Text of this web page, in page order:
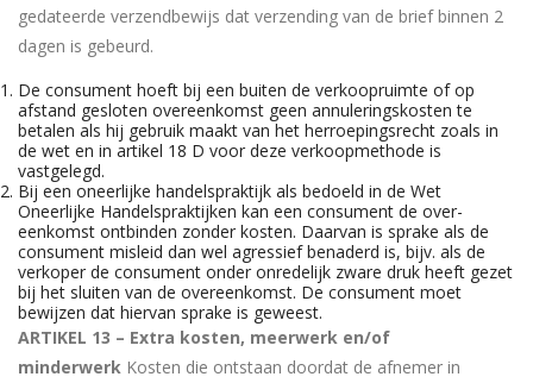
gedateerde verzendbewijs dat verzending van de brief binnen 2
dagen is gebeurd.
De consument hoeft bij een buiten de verkoopruimte of op
afstand gesloten overeenkomst geen annuleringskosten te
betalen als hij gebruik maakt van het herroepingsrecht zoals in
de wet en in artikel 18 D voor deze verkoopmethode is
vastgelegd.
Bij een oneerlijke handelspraktijk als bedoeld in de Wet
Oneerlijke Handelspraktijken kan een consument de over-
eenkomst ontbinden zonder kosten. Daarvan is sprake als de
consument misleid dan wel agressief benaderd is, bijv. als de
verkoper de consument onder onredelijk zware druk heeft gezet
bij het sluiten van de overeenkomst. De consument moet
bewijzen dat hiervan sprake is geweest.
ARTIKEL 13 – Extra kosten, meerwerk en/of
minderwerk Kosten die ontstaan doordat de afnemer in